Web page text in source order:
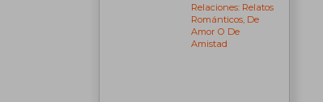
Relaciones: Relatos
Románticos, De
Amor O De
Amistad